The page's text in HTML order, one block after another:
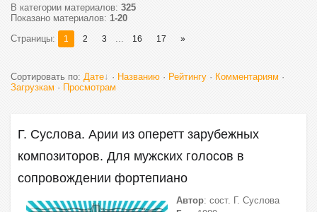
В категории материалов: 325
Показано материалов: 1-20
Страницы: 1 2 3 ... 16 17 »
Сортировать по: Дате · Названию · Рейтингу · Комментариям ·
Загрузкам · Просмотрам
Г. Суслова. Арии из оперетт зарубежных
композиторов. Для мужских голосов в
сопровождении фортепиано
Автор: сост. Г. Суслова